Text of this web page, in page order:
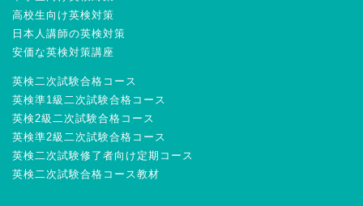
高校生向け英検対策
日本人講師の英検対策
安価な英検対策講座
英検二次試験合格コース
英検準1級二次試験合格コース
英検2級二次試験合格コース
英検準2級二次試験合格コース
英検二次試験修了者向け定期コース
英検二次試験合格コース教材